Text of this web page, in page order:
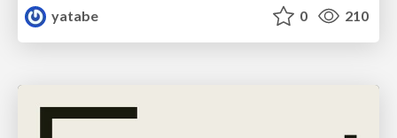
yatabe
0 210